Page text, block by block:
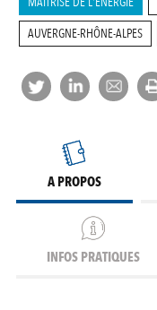
AUVERGNE-RHÔNE-ALPES
A PROPOS
INFOS PRATIQUES